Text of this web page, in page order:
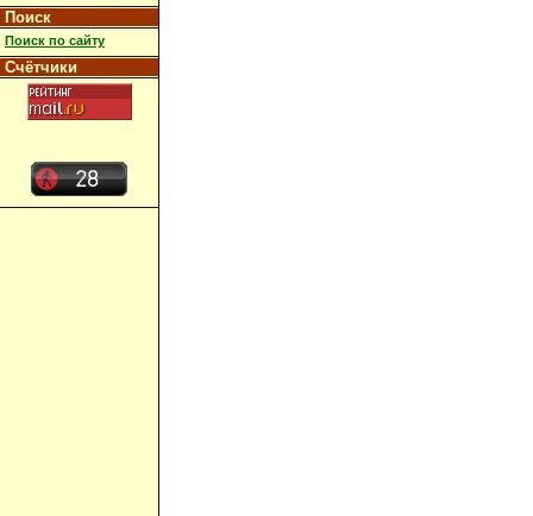
Поиск
Поиск по сайту
Счётчики